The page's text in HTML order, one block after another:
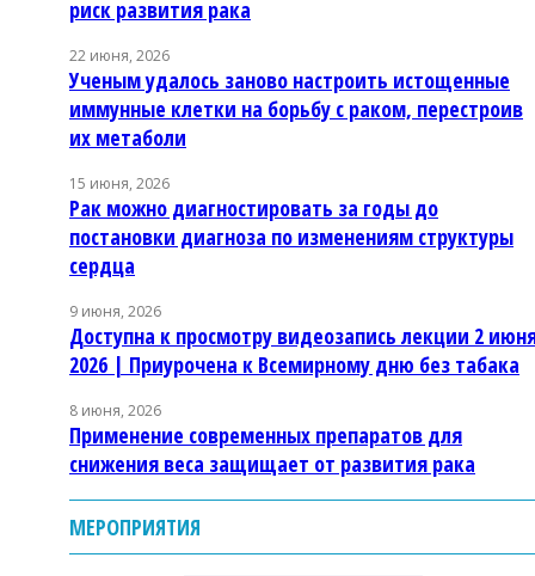
риск развития рака
22 июня, 2026
Ученым удалось заново настроить истощенные
иммунные клетки на борьбу с раком, перестроив
их метаболи
15 июня, 2026
Рак можно диагностировать за годы до
постановки диагноза по изменениям структуры
сердца
9 июня, 2026
Доступна к просмотру видеозапись лекции 2
2026 | Приурочена к Всемирному дню без табака
8 июня, 2026
Применение современных препаратов для
снижения веса защищает от развития рака
МЕРОПРИЯТИЯ